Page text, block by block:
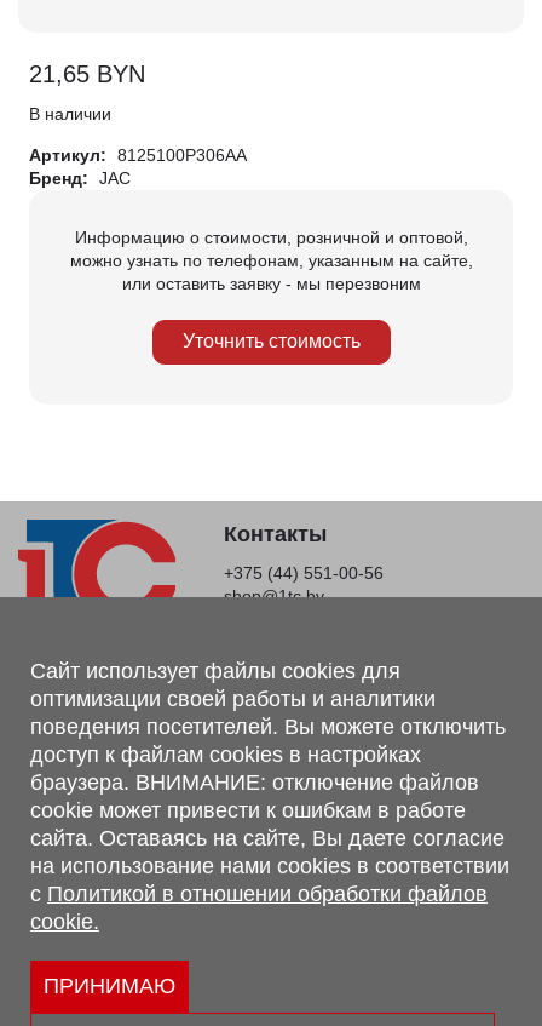
21,65 BYN
В наличии
Артикул:
8125100P306AA
Бренд:
JAC
Информацию о стоимости, розничной и оптовой,
можно узнать по телефонам, указанным на сайте,
или оставить заявку - мы перезвоним
Уточнить стоимость
Контакты
+375 (44) 551-00-56
shop@1tc.by
Магазин, склад
г. Минск, Минский р-н, п. Привольный, ул. Мира, 20А,
223062
г. Брест, ул. Лейтенанта Рябцева, 108 В, 224701
Обращаем Ваше внимание, что вся предоставленная на сайте
информация, касающаяся комплектаций, технических
характеристик, цветовых сочетаний, а также стоимости и
сервисного обслуживания носит информационный характер и
не является публичной офертой, определяемой п.2 ст.407
Гражданского кодекса Республики Беларусь.
Политика обработки персональных данных
Политикой в отношении обработки файлов cookie.
Сайт использует файлы cookies для
оптимизации своей работы и аналитики
поведения посетителей. Вы можете отключить
доступ к файлам cookies в настройках
браузера. ВНИМАНИЕ: отключение файлов
cookie может привести к ошибкам в работе
сайта. Оставаясь на сайте, Вы даете согласие
на использование нами cookies в соответствии
с Политикой в отношении обработки файлов
cookie.
ПРИНИМАЮ